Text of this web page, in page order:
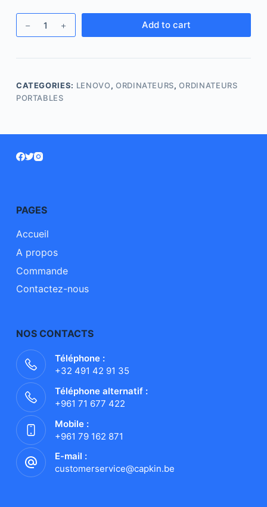
Add to cart
CATEGORIES: LENOVO, ORDINATEURS,ORDINATEURS
PORTABLES
PAGES
Accueil
A propos
Commande
Contactez-nous
NOS CONTACTS
Téléphone :
+32 491 42 91 35
Téléphone alternatif :
+961 71 677 422
Mobile :
+961 79 162 871
E-mail :
customerservice@capkin.be